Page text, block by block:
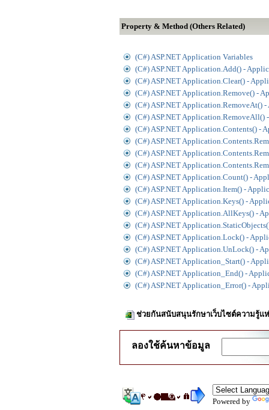
Property & Method (Others Related)
(C#) ASP.NET Application Variables
(C#) ASP.NET Application.Add() -
(C#) ASP.NET Application.Clear() -
(C#) ASP.NET Application.Remove() -
(C#) ASP.NET Application.RemoveAt()
(C#) ASP.NET Application.RemoveAll()
(C#) ASP.NET Application.Contents() -
(C#) ASP.NET
(C#) ASP.NET
(C#) ASP.NET
(C#) ASP.NET Application.Count() -
(C#) ASP.NET Application.Item() -
(C#) ASP.NET Application.Keys() -
(C#) ASP.NET Application.AllKeys() -
(C#) ASP.NET
(C#) ASP.NET Application.Lock() -
(C#) ASP.NET Application.UnLock() -
(C#) ASP.NET Application_Start() -
(C#) ASP.NET Application_End() -
(C#) ASP.NET Application_Error() -
ช่วยกันสนับสนุนรักษาเว็บไซต์ความรู้แ
ลองใช้ค้นหาข้อมูล
Powered by